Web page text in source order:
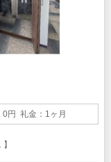
円 礼金：1ヶ月